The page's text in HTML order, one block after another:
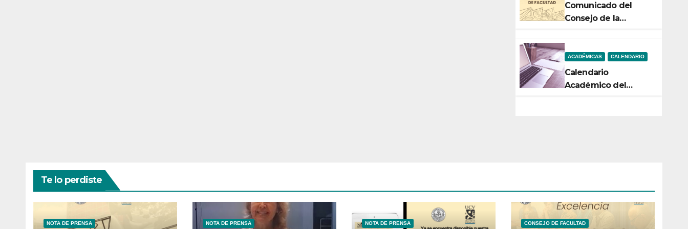
Comunicado del
Consejo de la
ACADÉMICAS CALENDARIO
Calendario
Académico del
Te lo perdiste
NOTA DE PRENSA NOTA DE PRENSA NOTA DE PRENSA CONSEJO DE FACULTAD